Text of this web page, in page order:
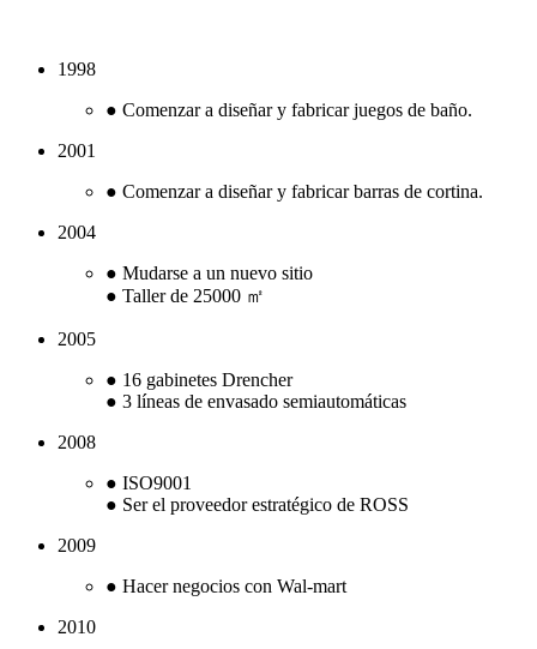
1998
● Comenzar a diseñar y fabricar juegos de baño.
2001
● Comenzar a diseñar y fabricar barras de cortina.
2004
● Mudarse a un nuevo sitio
● Taller de 25000 ㎡
2005
● 16 gabinetes Drencher
● 3 líneas de envasado semiautomáticas
2008
● ISO9001
● Ser el proveedor estratégico de ROSS
2009
● Hacer negocios con Wal-mart
2010